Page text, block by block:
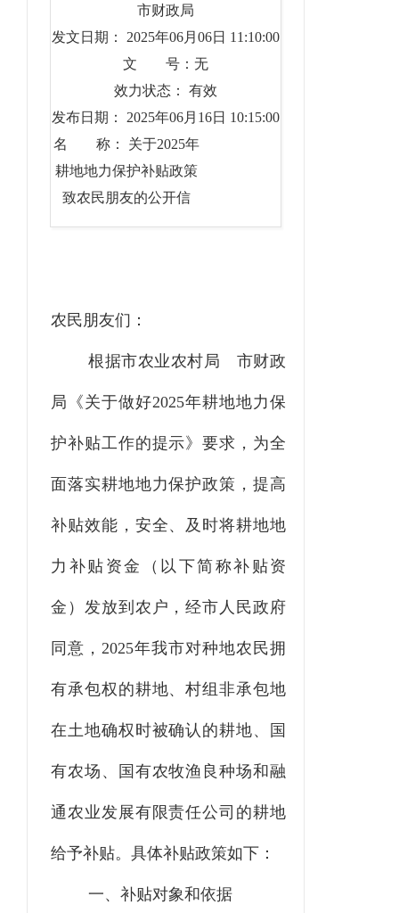
市财政局
发文日期： 2025年06月06日 11:10:00
文 号：无
效力状态： 有效
发布日期： 2025年06月16日 10:15:00
名 称： 关于2025年
耕地地力保护补贴政策
致农民朋友的公开信
农民朋友们：
根据市农业农村局 市财政
局《关于做好2025年耕地地力保
护补贴工作的提示》要求，为全
面落实耕地地力保护政策，提高
补贴效能，安全、及时将耕地地
力补贴资金（以下简称补贴资
金）发放到农户，经市人民政府
同意，2025年我市对种地农民拥
有承包权的耕地、村组非承包地
在土地确权时被确认的耕地、国
有农场、国有农牧渔良种场和融
通农业发展有限责任公司的耕地
给予补贴。具体补贴政策如下：
一、补贴对象和依据